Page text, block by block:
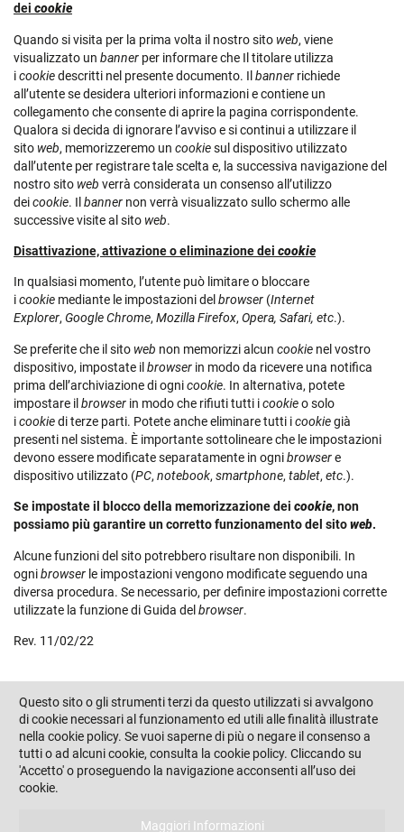
dei cookie
Quando si visita per la prima volta il nostro sito web, viene
visualizzato un banner per informare che Il titolare utilizza
icookiedescritti nel presente documento. Il banner richiede
all’utente se desidera ulteriori informazioni e contiene un
collegamento che consente di aprire la pagina corrispondente.
Qualora si decida di ignorare l’avviso e si continui a utilizzare il
sito web, memorizzeremo un cookiesul dispositivo utilizzato
dall’utente per registrare tale scelta e, la successiva navigazione del
nostro sito web verrà considerata un consenso all’utilizzo
deicookie. Il banner non verrà visualizzato sullo schermo alle
successive visite al sito web.
Disattivazione, attivazione o eliminazione dei cookie
In qualsiasi momento, l’utente può limitare o bloccare
icookie mediante le impostazioni del browser (Internet
Explorer, Google Chrome, Mozilla Firefox, Opera, Safari, etc.).
Se preferite che il sito web non memorizzi alcun cookie nel vostro
dispositivo, impostate il browser in modo da ricevere una notifica
prima dell’archiviazione di ognicookie. In alternativa, potete
impostare il browser in modo che rifiuti tutti icookieo solo
icookiedi terze parti. Potete anche eliminare tutti icookiegià
presenti nel sistema. È importante sottolineare che le impostazioni
devono essere modificate separatamente in ognibrowsere
dispositivo utilizzato (PC, notebook, smartphone, tablet, etc.).
Se impostate il blocco della memorizzazione dei cookie, non
possiamo più garantire un corretto funzionamento del sitoweb.
Alcune funzioni del sito potrebbero risultare non disponibili. In
ognibrowser le impostazioni vengono modificate seguendo una
diversa procedura. Se necessario, per definire impostazioni corrette
utilizzate la funzione di Guida del browser.
Rev. 11/02/22
È un’iniziativa del Distretto Culturale di Valle Camonica’:
Seguici su:
Questo sito o gli strumenti terzi da questo utilizzati si avvalgono
di cookie necessari al funzionamento ed utili alle finalità illustrate
nella cookie policy. Se vuoi saperne di più o negare il consenso a
tutti o ad alcuni cookie, consulta la cookie policy. Cliccando su
'Accetto' o proseguendo la navigazione acconsenti all’uso dei
cookie.
Maggiori Informazioni